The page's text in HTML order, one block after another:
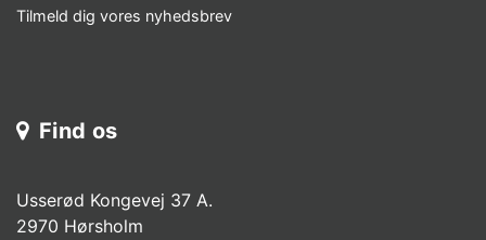
Tilmeld dig vores nyhedsbrev
Find os
Usserød Kongevej 37 A.
2970 Hørsholm